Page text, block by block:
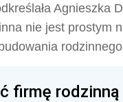
Agnieszka
nie jest prostym
firmę rodzinną